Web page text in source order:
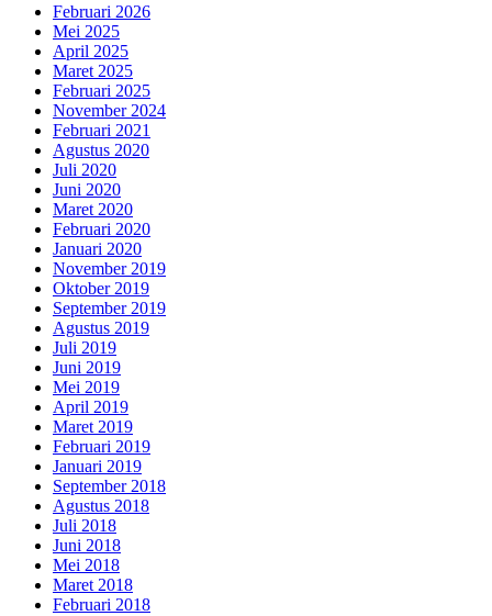
Februari 2026
Mei 2025
April 2025
Maret 2025
Februari 2025
November 2024
Februari 2021
Agustus 2020
Juli 2020
Juni 2020
Maret 2020
Februari 2020
Januari 2020
November 2019
Oktober 2019
September 2019
Agustus 2019
Juli 2019
Juni 2019
Mei 2019
April 2019
Maret 2019
Februari 2019
Januari 2019
September 2018
Agustus 2018
Juli 2018
Juni 2018
Mei 2018
Maret 2018
Februari 2018